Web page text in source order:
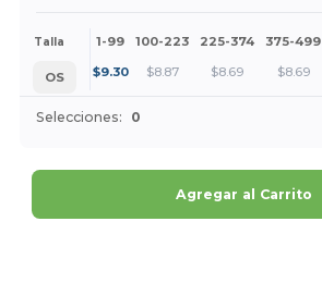
Talla 1-99 100-223 225-374 375-499
OS $9.30 $8.87 $8.69 $8.69
Selecciones: 0
Agregar al Carrito